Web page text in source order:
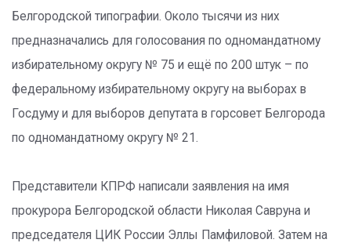
Белгородской типографии. Около тысячи из них
предназначались для голосования по одномандатному
избирательному округу № 75 и ещё по 200 штук – по
федеральному избирательному округу на выборах в
Госдуму и для выборов депутата в горсовет Белгорода
по одномандатному округу № 21.
Представители КПРФ написали заявления на имя
прокурора Белгородской области Николая Савруна и
председателя ЦИК России Эллы Памфиловой. Затем на